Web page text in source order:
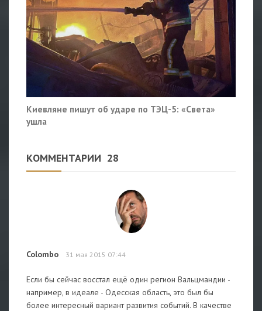
Киевляне пишут об ударе по ТЭЦ-5: «Света»
ушла
КОММЕНТАРИИ 28
Colombo 31 мая 2015 07:44
Если бы сейчас восстал ещё один регион Вальцмандии -
например, в идеале - Одесская область, это был бы
более интересный вариант развития событий. В качестве